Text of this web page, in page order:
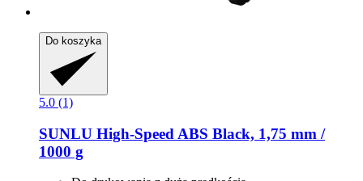
Do koszyka
5.0 (1)
SUNLU High-​Speed ABS Black, 1,75 mm /
1000 g